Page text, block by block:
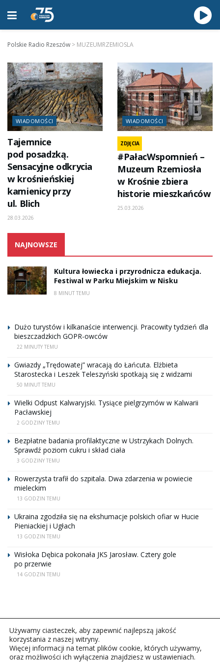
Polskie Radio Rzeszów > MUZEUMRZEMIOSLA
WIADOMOŚCI
Tajemnice
pod posadzką.
Sensacyjne odkrycia
w krośnieńskiej
kamienicy przy
ul. Blich
28.03.2026
WIADOMOŚCI
ZDJĘCIA
#PałacWspomnień –
Muzeum Rzemiosła
w Krośnie zbiera
historie mieszkańców
25.03.2026
NAJNOWSZE
Kultura łowiecka i przyrodnicza edukacja.
Festiwal w Parku Miejskim w Nisku
8 MINUT TEMU
Dużo turystów i kilkanaście interwencji. Pracowity tydzień dla
bieszczadzkich GOPR-owców
22 MINUTY TEMU
Gwiazdy „Trędowatej” wracają do Łańcuta. Elżbieta
Starostecka i Leszek Teleszyński spotkają się z widzami
50 MINUT TEMU
Wielki Odpust Kalwaryjski. Tysiące pielgrzymów w Kalwarii
Pacławskiej
2 GODZINY TEMU
Bezpłatne badania profilaktyczne w Ustrzykach Dolnych.
Sprawdź poziom cukru i skład ciała
3 GODZINY TEMU
Rowerzysta trafił do szpitala. Dwa zdarzenia w powiecie
mieleckim
13 GODZIN TEMU
Ukraina zgodziła się na ekshumacje polskich ofiar w Hucie
Pieniackiej i Ugłach
13 GODZIN TEMU
Wisłoka Dębica pokonała JKS Jarosław. Cztery gole
po przerwie
14 GODZIN TEMU
Używamy ciasteczek, aby zapewnić najlepszą jakość
korzystania z naszej witryny.
Więcej informacji na temat plików cookie, których używamy,
oraz możliwości ich wyłączenia znajdziesz w ustawieniach.